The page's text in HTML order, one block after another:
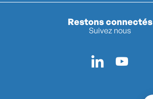
Restons connectés
Suivez nous